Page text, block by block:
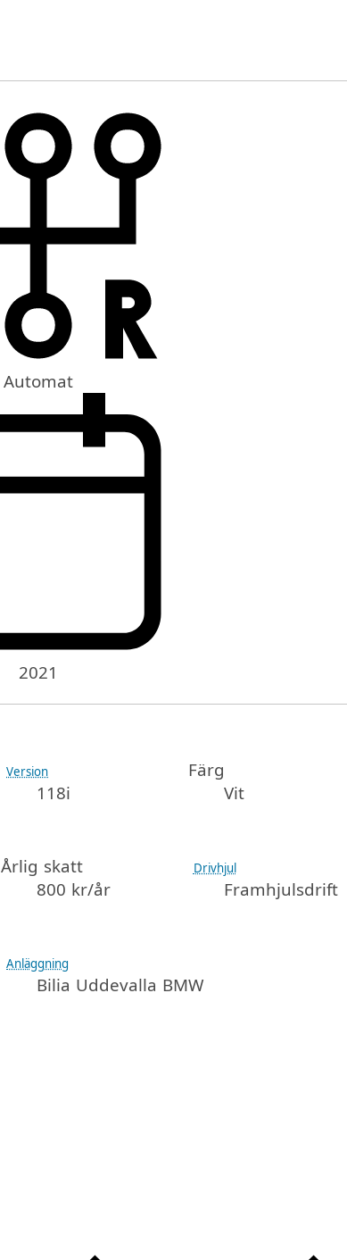
Automat
2021
Version
118i
Färg
Vit
Årlig skatt
800 kr/år
Drivhjul
Framhjulsdrift
Anläggning
Bilia Uddevalla BMW